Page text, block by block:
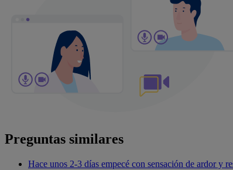
Preguntas similares
Hace unos 2-3 días empecé con sensación de ardor y